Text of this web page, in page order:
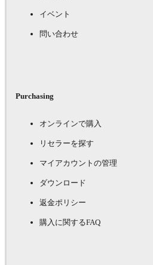
イベント
問い合わせ
Purchasing
オンラインで購入
リセラーを探す
マイアカウントの管理
ダウンロード
返金ポリシー
購入に関するFAQ